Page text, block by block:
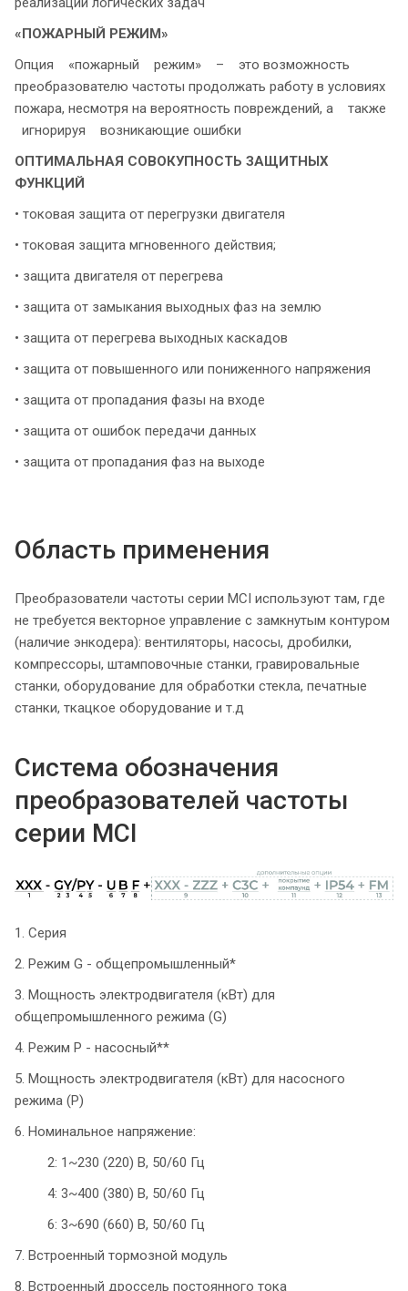
«ПОЖАРНЫЙ РЕЖИМ»
Опция «пожарный режим» – это возможность
преобразователю частоты продолжать работу в условиях
пожара, несмотря на вероятность повреждений, а также
игнорируя возникающие ошибки
ОПТИМАЛЬНАЯ СОВОКУПНОСТЬ ЗАЩИТНЫХ
ФУНКЦИЙ
• токовая защита от перегрузки двигателя
• токовая защита мгновенного действия;
• защита двигателя от перегрева
• защита от замыкания выходных фаз на землю
• защита от перегрева выходных каскадов
• защита от повышенного или пониженного напряжения
• защита от пропадания фазы на входе
• защита от ошибок передачи данных
• защита от пропадания фаз на выходе
Область применения
Преобразователи частоты серии MCI используют там, где
не требуется векторное управление с замкнутым контуром
(наличие энкодера): вентиляторы, насосы, дробилки,
компрессоры, штамповочные станки, гравировальные
станки, оборудование для обработки стекла, печатные
станки, ткацкое оборудование и т.д
Система обозначения
преобразователей частоты
серии MCI
1. Серия
2. Режим G - общепромышленный*
3. Мощность электродвигателя (кВт) для
общепромышленного режима (G)
4. Режим P - насосный**
5. Мощность электродвигателя (кВт) для насосного
режима (P)
6. Номинальное напряжение:
2: 1~230 (220) В, 50/60 Гц
4: 3~400 (380) В, 50/60 Гц
6: 3~690 (660) В, 50/60 Гц
7. Встроенный тормозной модуль
8. Встроенный дроссель постоянного тока